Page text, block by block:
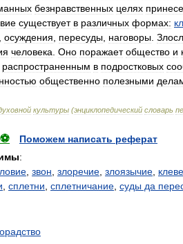
безнравственных целях
существует в различных формах:
осуждения пересуды наговоры
человека Оно поражает общество и
распространенным в подростковых
общественно полезными
культуры (энциклопедический словарь
Поможем написать реферат
:
звон злоречие злоязычие
сплетни сплетничание суды да